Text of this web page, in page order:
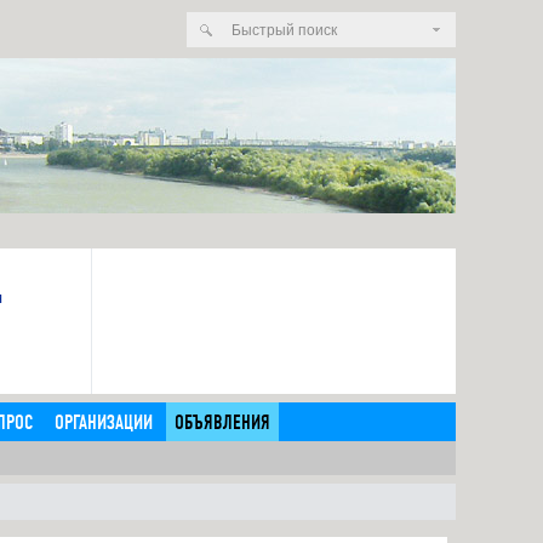
ОРГАНИЗАЦИИ
ОБЪЯВЛЕНИЯ